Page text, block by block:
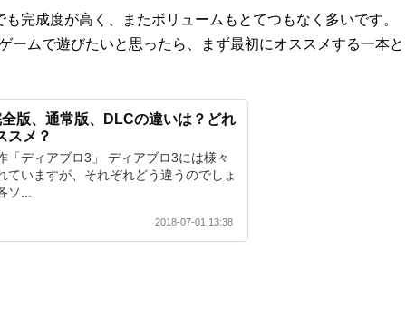
完成度が高く、またボリュームもとてつもなく多いです。
ームで遊びたいと思ったら、まず最初にオススメする一本と
版、通常版、DLCの違いは？どれ
スメ？
「ディアブロ3」 ディアブロ3には様々
ていますが、それぞれどう違うのでしょ
ソ...
2018-07-01 13:38